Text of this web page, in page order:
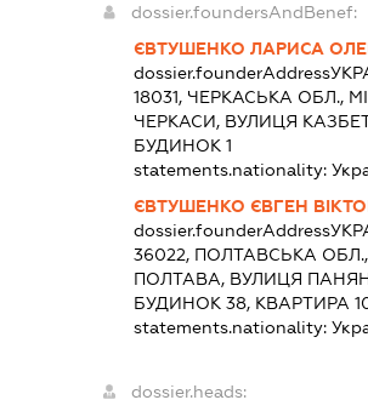
dossier.foundersAndBenef:
ЄВТУШЕНКО ЛАРИСА
dossier.founderAddress
18031, ЧЕРКАСЬКА ОБЛ.,
ЧЕРКАСИ, ВУЛИЦЯ
БУДИНОК 1
statements.nationality:
ЄВТУШЕНКО ЄВГЕН
dossier.founderAddress
36022, ПОЛТАВСЬКА
ПОЛТАВА, ВУЛИЦЯ
БУДИНОК 38, КВАРТИРА
statements.nationality:
dossier.heads: